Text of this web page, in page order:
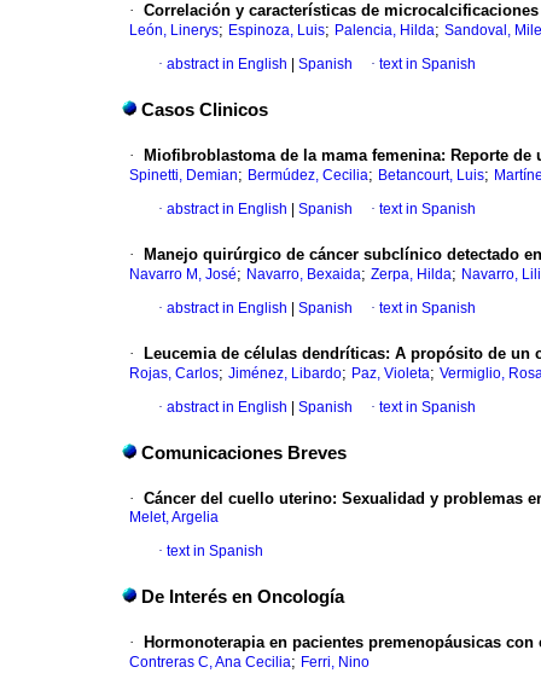
· Correlación y características de
León, Linerys; Espinoza, Luis; Palencia, Hilda; Sandoval,
· abstract in English Spanish · text in Spanish
Casos Clinicos
· Miofibroblastoma de la mama femenina: Reporte de
Spinetti, Demian; Bermúdez, Cecilia; Betancourt, Luis;
· abstract in English Spanish · text in Spanish
· Manejo quirúrgico de cáncer subclínico detectado
Navarro M, José; Navarro, Bexaida; Zerpa, Hilda; Navarro,
· abstract in English Spanish · text in Spanish
· Leucemia de células dendríticas: A propósito de un
Rojas, Carlos; Jiménez, Libardo; Paz, Violeta; Vermiglio,
· abstract in English Spanish · text in Spanish
Comunicaciones Breves
· Cáncer del cuello uterino: Sexualidad y problemas
Melet, Argelia
· text in Spanish
De Interés en Oncología
· Hormonoterapia en pacientes premenopáusicas con
Contreras C, Ana Cecilia; Ferri, Nino